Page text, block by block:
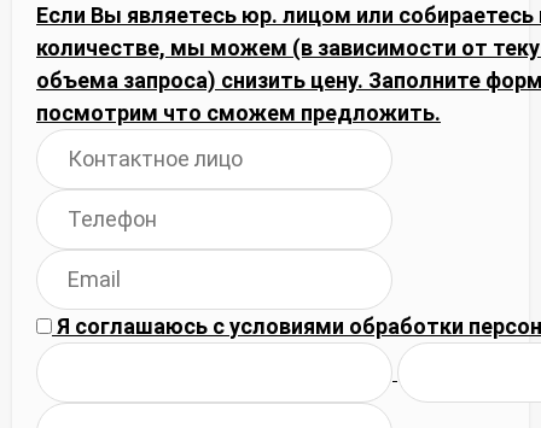
Если Вы являетесь юр. лицом или
количестве, мы можем (в зависимости от
объема запроса) снизить цену. Заполните
посмотрим что сможем предложить.
Я соглашаюсь сусловиями обработки